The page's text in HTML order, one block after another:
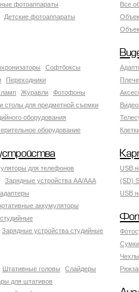
фотоаппараты
Детские фотоаппараты
Все
Софтбоксы
Переходники
Журавли
Фотофоны
столы для предметной съемки
оборудования
оборудование
для телефонов
Зарядные устройства AA/AAA
аккумуляторы
Зарядные устройства студийные
USB
(SD)
USB
Штативные головы
Слайдеры
для штативов